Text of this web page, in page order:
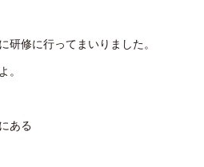
修に行ってまいりました。
ある